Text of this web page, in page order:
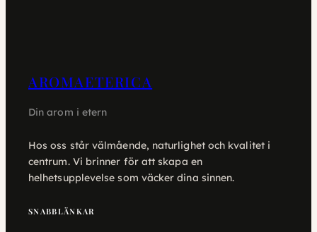
AROMAETERICA
Din arom i etern
Hos oss står välmående, naturlighet och kvalitet i
centrum. Vi brinner för att skapa en
helhetsupplevelse som väcker dina sinnen.
SNABBLÄNKAR